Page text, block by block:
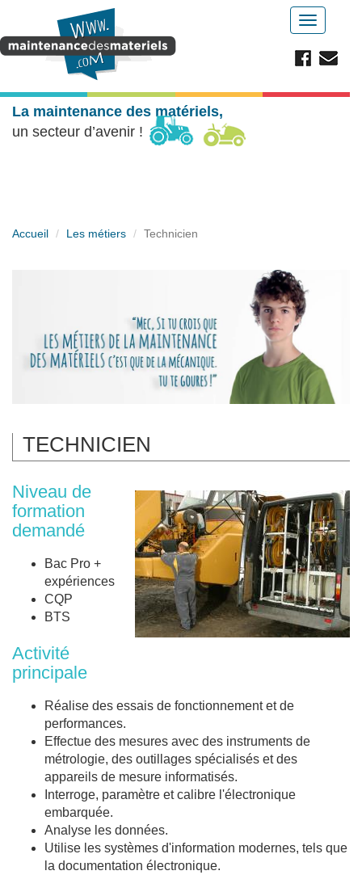
Aller au contenu principal
Toggle
La maintenance des matériels,
un secteur d’avenir !
Accueil Les métiers Technicien
TECHNICIEN
Niveau de
formation
demandé
Bac Pro +
expériences
CQP
BTS
Activité
principale
Réalise des essais de fonctionnement et de
performances.
Effectue des mesures avec des instruments de
métrologie, des outillages spécialisés et des
appareils de mesure informatisés.
Interroge, paramètre et calibre l'électronique
embarquée.
Analyse les données.
Utilise les systèmes d'information modernes, tels que
la documentation électronique.